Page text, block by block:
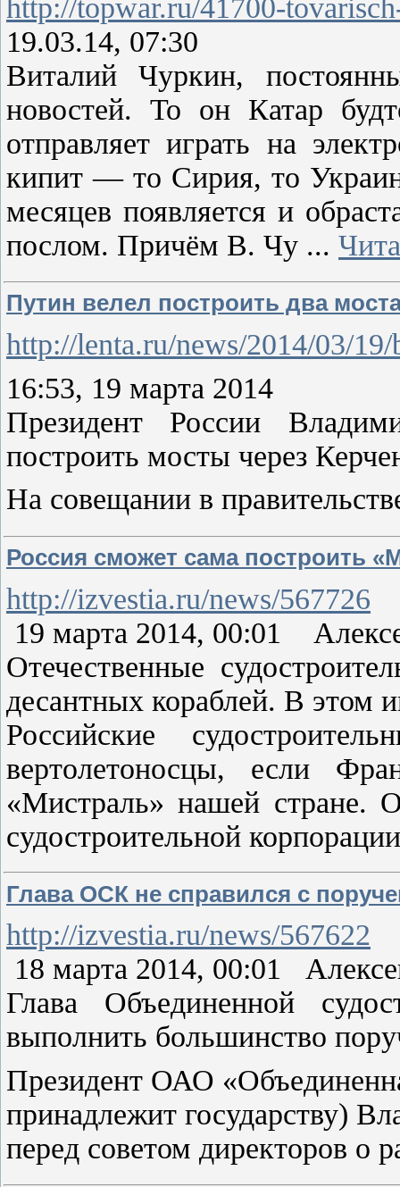
http://topwar.ru/41700-
19.03.14, 07:30
Виталий Чуркин,
новостей. То он Катар
отправляет играть на
кипит — то Сирия, то
месяцев появляется и
послом. Причём В. Чу ...
Путин велел построить два
http://lenta.ru/news/2014/03/
16:53, 19 марта 2014
Президент России
построить мосты через
На совещании в
Россия сможет сама построить
http://izvestia.ru/news/567726
19 марта 2014, 00:01
Отечественные
десантных кораблей. В этом
Российские
вертолетоносцы, если
«Мистраль» нашей стране.
судостроительной
Глава ОСК не справился с
http://izvestia.ru/news/567622
18 марта 2014, 00:01
Глава Объединенной
выполнить большинство
Президент ОАО
принадлежит государству)
перед советом директоров о